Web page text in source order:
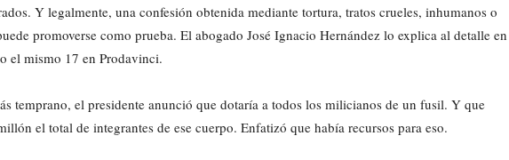
Y legalmente, una confesión obtenida mediante tortura, tratos crueles, inhumanos o
promoverse como prueba. El abogado José Ignacio Hernández lo explica al detalle en
el mismo 17 en Prodavinci.
temprano, el presidente anunció que dotaría a todos los milicianos de un fusil. Y que
el total de integrantes de ese cuerpo. Enfatizó que había recursos para eso.